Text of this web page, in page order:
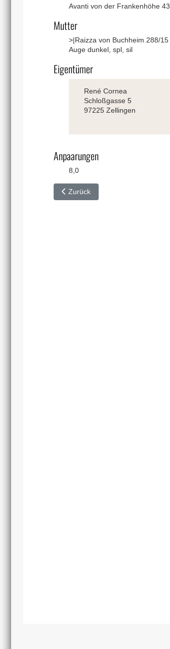
Avanti von der Frankenhöhe
Mutter
>|Raizza von Buchheim 288/
Auge dunkel, spl, sil
Eigentümer
René Cornea
Schloßgasse 5
97225 Zellingen
Anpaarungen
8,0
Vorheriger Beitrag: Xalle von
Zurück